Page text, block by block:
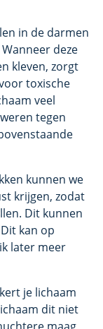
in de darmen
deze
kleven, zorgt
toxische
veel
tegen
kunnen we
krijgen, zodat
Dit kunnen
kan op
later meer
je lichaam
dit niet